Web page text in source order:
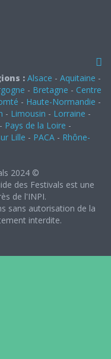
: Alsace - Aquitaine -
- Bretagne - Centre
- Haute-Normandie -
- Limousin - Lorraine -
- Pays de la Loire -
Lille - PACA - Rhône-
2024 ©
des Festivals est une
de l'INPI.
sans autorisation de la
interdite.